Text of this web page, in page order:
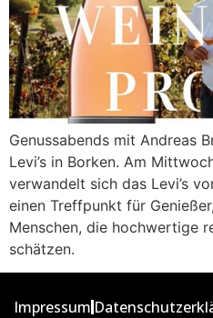
Genussabends mit Andreas
Levi’s in Borken. Am
verwandelt sich das Levi’s
einen Treffpunkt für
Menschen, die hochwertige
schätzen.
Impressum